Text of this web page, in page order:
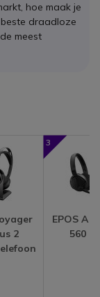
hoe maak je
draadloze
meest
2
3
EPOS
560 II